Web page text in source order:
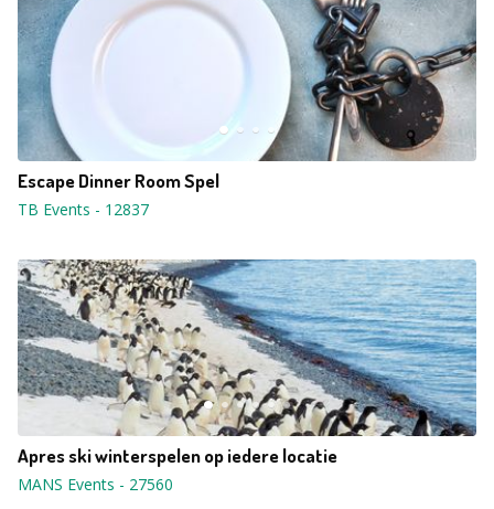
Escape Dinner Room Spel
TB Events - 12837
Apres ski winterspelen op iedere locatie
MANS Events - 27560